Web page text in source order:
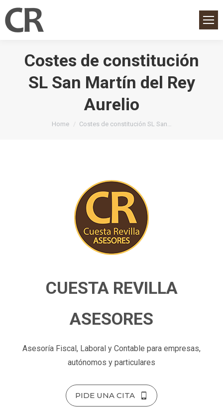
Costes de constitución
SL San Martín del Rey
Aurelio
You are here:
Home Costes de constitución SL San…
CUESTA REVILLA
ASESORES
Asesoría Fiscal, Laboral y Contable para empresas,
autónomos y particulares
PIDE UNA CITA